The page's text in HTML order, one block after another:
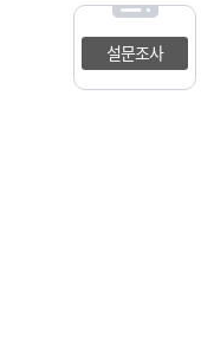
설문조사